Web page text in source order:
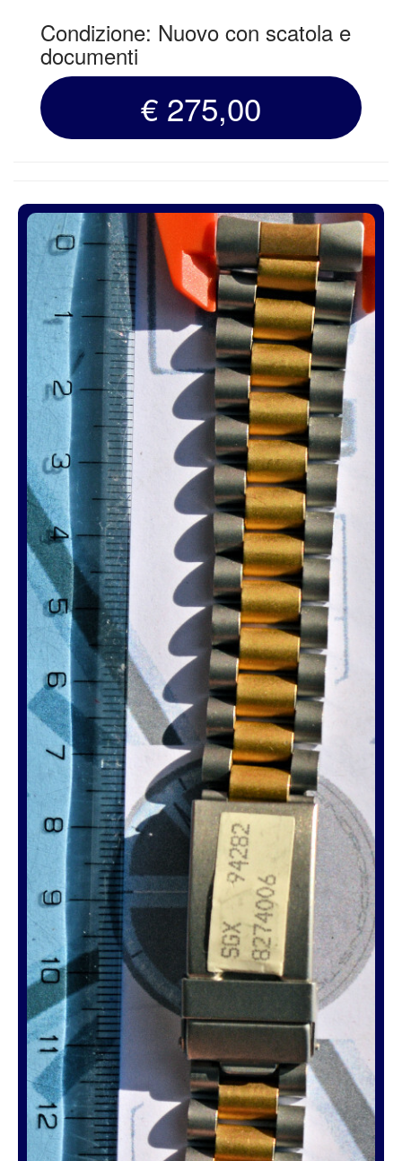
Condizione: Nuovo con scatola e
documenti
€ 275,00